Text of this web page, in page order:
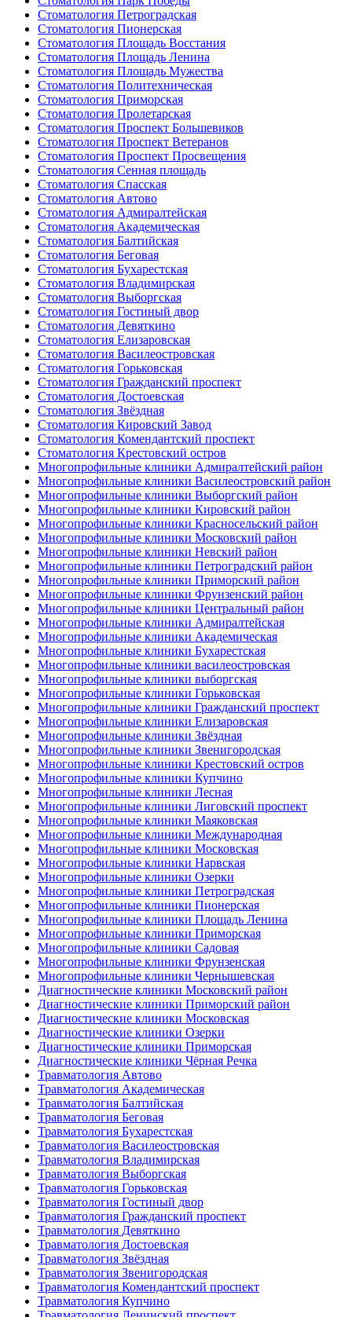
Стоматология Петроградская
Стоматология Пионерская
Стоматология Площадь Восстания
Стоматология Площадь Ленина
Стоматология Площадь Мужества
Стоматология Политехническая
Стоматология Приморская
Стоматология Пролетарская
Стоматология Проспект Большевиков
Стоматология Проспект Ветеранов
Стоматология Проспект Просвещения
Стоматология Сенная площадь
Стоматология Спасская
Стоматология Автово
Стоматология Адмиралтейская
Стоматология Академическая
Стоматология Балтийская
Стоматология Беговая
Стоматология Бухарестская
Стоматология Владимирская
Стоматология Выборгская
Стоматология Гостиный двор
Стоматология Девяткино
Стоматология Елизаровская
Стоматология Василеостровская
Стоматология Горьковская
Стоматология Гражданский проспект
Стоматология Достоевская
Стоматология Звёздная
Стоматология Кировский Завод
Стоматология Комендантский проспект
Стоматология Крестовский остров
Многопрофильные клиники Адмиралтейский район
Многопрофильные клиники Василеостровский район
Многопрофильные клиники Выборгский район
Многопрофильные клиники Кировский район
Многопрофильные клиники Красносельский район
Многопрофильные клиники Московский район
Многопрофильные клиники Невский район
Многопрофильные клиники Петроградский район
Многопрофильные клиники Приморский район
Многопрофильные клиники Фрунзенский район
Многопрофильные клиники Центральный район
Многопрофильные клиники Адмиралтейская
Многопрофильные клиники Академическая
Многопрофильные клиники Бухарестская
Многопрофильные клиники василеостровская
Многопрофильные клиники выборгская
Многопрофильные клиники Горьковская
Многопрофильные клиники Гражданский проспект
Многопрофильные клиники Елизаровская
Многопрофильные клиники Звёздная
Многопрофильные клиники Звенигородская
Многопрофильные клиники Крестовский остров
Многопрофильные клиники Купчино
Многопрофильные клиники Лесная
Многопрофильные клиники Лиговский проспект
Многопрофильные клиники Маяковская
Многопрофильные клиники Международная
Многопрофильные клиники Московская
Многопрофильные клиники Нарвская
Многопрофильные клиники Озерки
Многопрофильные клиники Петроградская
Многопрофильные клиники Пионерская
Многопрофильные клиники Площадь Ленина
Многопрофильные клиники Приморская
Многопрофильные клиники Садовая
Многопрофильные клиники Фрунзенская
Многопрофильные клиники Чернышевская
Диагностические клиники Московский район
Диагностические клиники Приморский район
Диагностические клиники Московская
Диагностические клиники Озерки
Диагностические клиники Приморская
Диагностические клиники Чёрная Речка
Травматология Автово
Травматология Академическая
Травматология Балтийская
Травматология Беговая
Травматология Бухарестская
Травматология Василеостровская
Травматология Владимирская
Травматология Выборгская
Травматология Горьковская
Травматология Гостиный двор
Травматология Гражданский проспект
Травматология Девяткино
Травматология Достоевская
Травматология Звёздная
Травматология Звенигородская
Травматология Комендантский проспект
Травматология Купчино